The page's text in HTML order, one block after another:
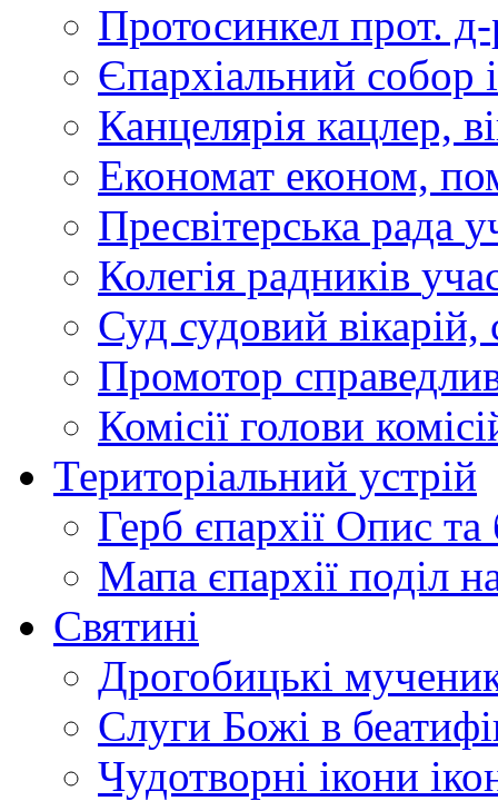
Протосинкел прот.
Єпархіальний собор
Канцелярія кацлер,
Економат економ,
Пресвітерська рада
Колегія радників
Суд судовий вікарій,
Промотор
Комісії голови
Територіальний устрій
Герб єпархії Опис та
Мапа єпархії поділ
Святині
Дрогобицькі
Слуги Божі в
Чудотворні ікони